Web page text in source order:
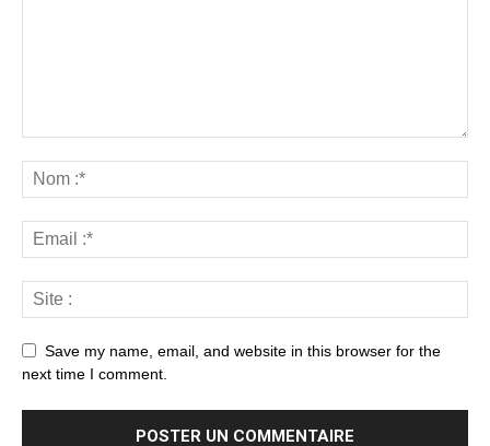
Save my name, email, and website in this browser for the
next time I comment.